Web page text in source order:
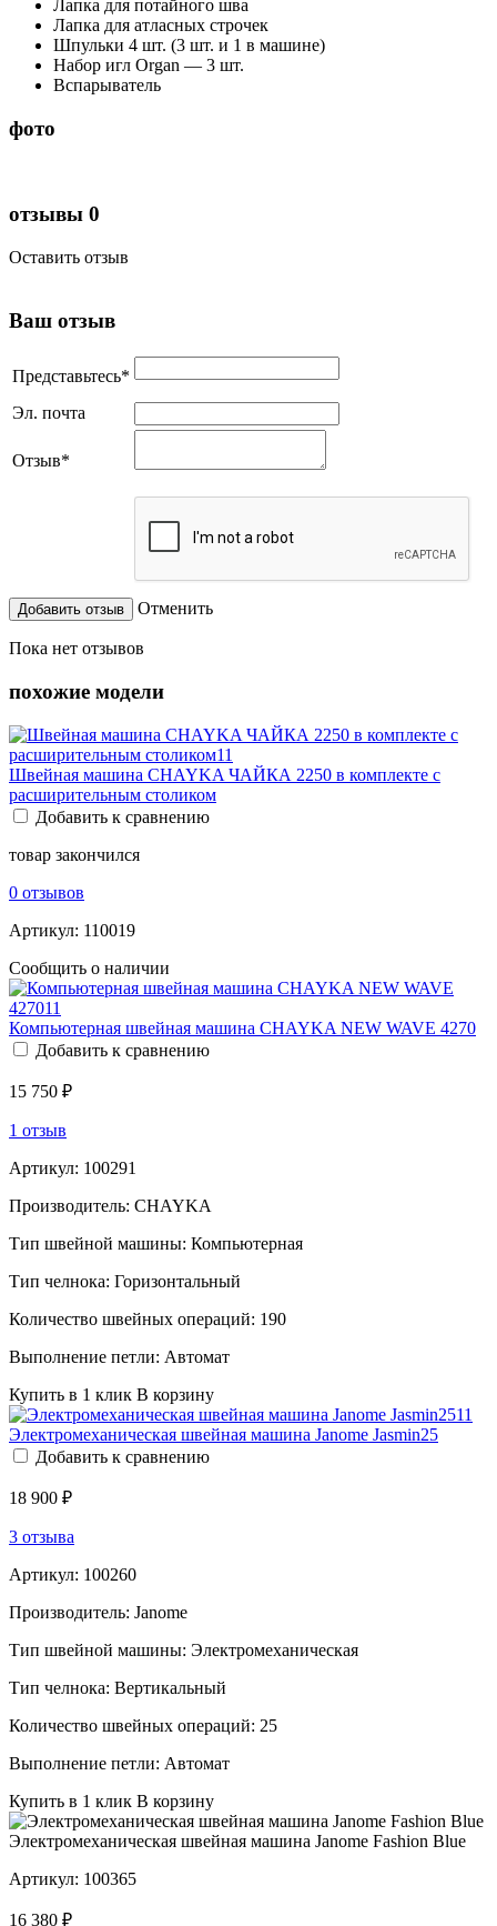
Лапка для потайного шва
Лапка для атласных строчек
Шпульки 4 шт. (3 шт. и 1 в машине)
Набор игл Organ — 3 шт.
Вспарыватель
фото
отзывы 0
Оставить отзыв
Ваш отзыв
Представьтесь*
Эл. почта
Отзыв*
Отменить
Пока нет отзывов
похожие модели
Швейная машина CHAYKA ЧАЙКА 2250 в комплекте с
расширительным столиком
Добавить к сравнению
товар закончился
0 отзывов
Артикул: 110019
Сообщить о наличии
Компьютерная швейная машина CHAYKA NEW WAVE 4270
Добавить к сравнению
15 750 ₽
1 отзыв
Артикул: 100291
Производитель: CHAYKA
Тип швейной машины: Компьютерная
Тип челнока: Горизонтальный
Количество швейных операций: 190
Выполнение петли: Автомат
Купить в 1 клик В корзину
Электромеханическая швейная машина Janome Jasmin25
Добавить к сравнению
18 900 ₽
3 отзыва
Артикул: 100260
Производитель: Janome
Тип швейной машины: Электромеханическая
Тип челнока: Вертикальный
Количество швейных операций: 25
Выполнение петли: Автомат
Купить в 1 клик В корзину
Электромеханическая швейная машина Janome Fashion Blue
Артикул: 100365
16 380 ₽